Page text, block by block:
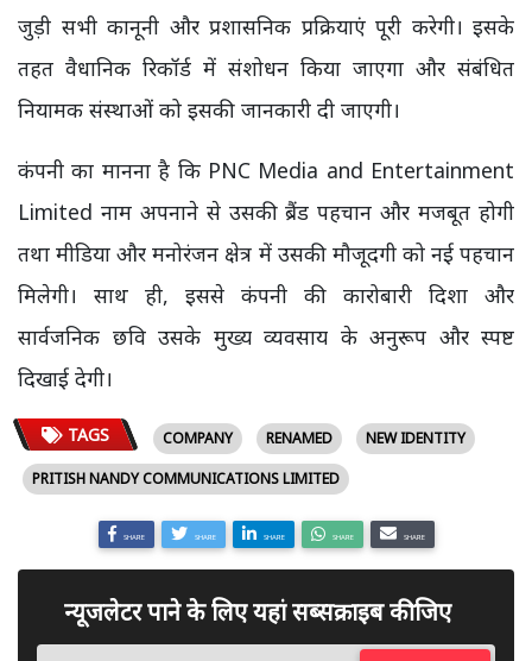
जुड़ी सभी कानूनी और प्रशासनिक प्रक्रियाएं पूरी करेगी। इसके
तहत वैधानिक रिकॉर्ड में संशोधन किया जाएगा और संबंधित
नियामक संस्थाओं को इसकी जानकारी दी जाएगी।
कंपनी का मानना है कि PNC Media and Entertainment
Limited नाम अपनाने से उसकी ब्रैंड पहचान और मजबूत होगी
तथा मीडिया और मनोरंजन क्षेत्र में उसकी मौजूदगी को नई पहचान
मिलेगी। साथ ही, इससे कंपनी की कारोबारी दिशा और
सार्वजनिक छवि उसके मुख्य व्यवसाय के अनुरूप और स्पष्ट
दिखाई देगी।
TAGS COMPANY RENAMED
NEW IDENTITY
PRITISH NANDY COMMUNICATIONS LIMITED
SHARE SHARE SHARE SHARE SHARE
न्यूजलेटर पाने के लिए यहां सब्सक्राइब कीजिए